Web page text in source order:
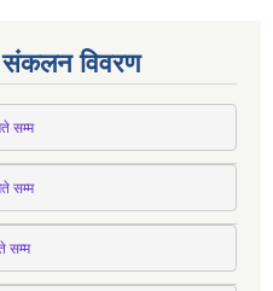
विवरण
सम्म
सम्म
सम्म